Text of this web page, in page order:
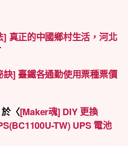
] 真正的中國鄉村生活，河北
訣] 臺鐵各通勤使用票種票價
〈[Maker魂] DIY 更換
TW) UPS 電池